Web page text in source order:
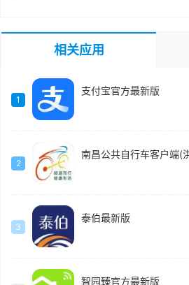
相关应用
1
支付宝官方最新版
2
3
泰伯最新版
智园臻官方最新版